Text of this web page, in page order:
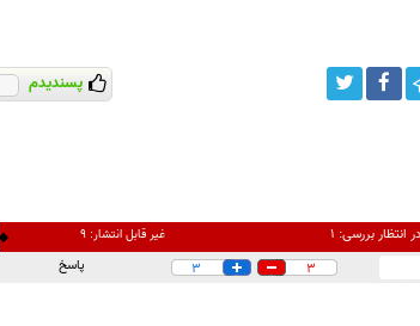
پسندیدم
در انتظار بررسی: ۱ غیر قابل انتشار:۹
3
3 پاسخ